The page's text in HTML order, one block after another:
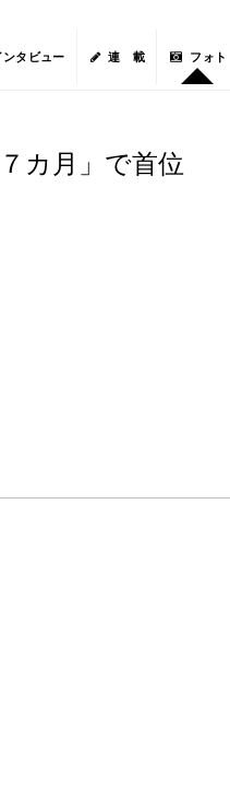
ンタビュー 連 載 フォト
カ月」で首位